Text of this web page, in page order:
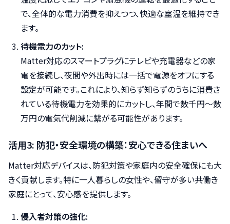
で、全体的な電力消費を抑えつつ、快適な室温を維持でき
ます。
待機電力のカット:
Matter対応のスマートプラグにテレビや充電器などの家
電を接続し、夜間や外出時には一括で電源をオフにする
設定が可能です。これにより、知らず知らずのうちに消費さ
れている待機電力を効果的にカットし、年間で数千円〜数
万円の電気代削減に繋がる可能性があります。
活用3: 防犯・安全環境の構築：安心できる住まいへ
Matter対応デバイスは、防犯対策や家庭内の安全確保にも大
きく貢献します。特に一人暮らしの女性や、留守が多い共働き
家庭にとって、安心感を提供します。
侵入者対策の強化: